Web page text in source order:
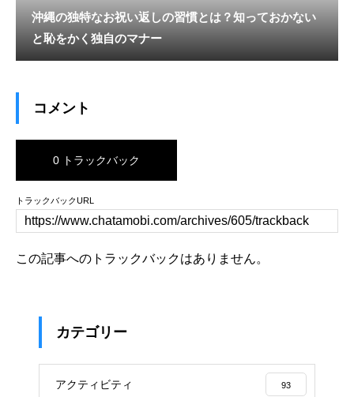
沖縄の独特なお祝い返しの習慣とは？知っておかない
と恥をかく独自のマナー
コメント
0 トラックバック
トラックバックURL
この記事へのトラックバックはありません。
カテゴリー
アクティビティ 93